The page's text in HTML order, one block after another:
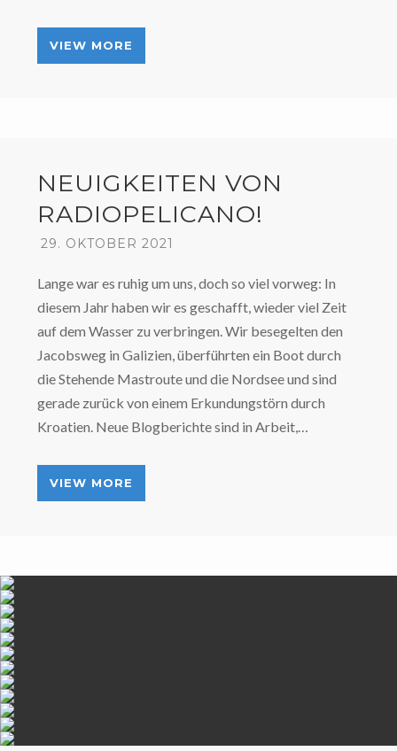
VIEW MORE
NEUIGKEITEN VON
RADIOPELICANO!
29. OKTOBER 2021
Lange war es ruhig um uns, doch so viel vorweg: In
diesem Jahr haben wir es geschafft, wieder viel Zeit
auf dem Wasser zu verbringen. Wir besegelten den
Jacobsweg in Galizien, überführten ein Boot durch
die Stehende Mastroute und die Nordsee und sind
gerade zurück von einem Erkundungstörn durch
Kroatien. Neue Blogberichte sind in Arbeit,…
VIEW MORE